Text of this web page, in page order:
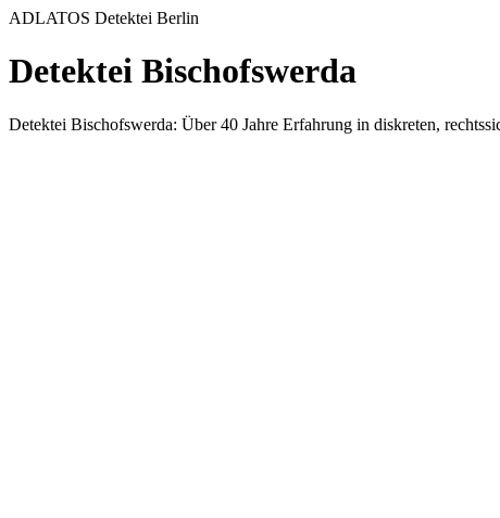
ADLATOS Detektei Berlin
Detektei Bischofswerda
Detektei Bischofswerda: Über 40 Jahre Erfahrung in diskreten,